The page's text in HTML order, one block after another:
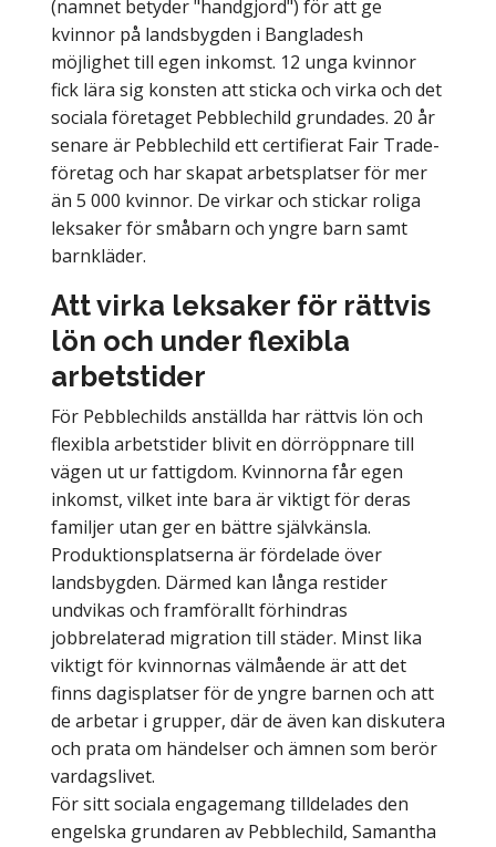
(namnet betyder "handgjord") för att ge
kvinnor på landsbygden i Bangladesh
möjlighet till egen inkomst. 12 unga kvinnor
fick lära sig konsten att sticka och virka och det
sociala företaget Pebblechild grundades. 20 år
senare är Pebblechild ett certifierat Fair Trade-
företag och har skapat arbetsplatser för mer
än 5 000 kvinnor. De virkar och stickar roliga
leksaker för småbarn och yngre barn samt
barnkläder.
Att virka leksaker för rättvis
lön och under flexibla
arbetstider
För Pebblechilds anställda har rättvis lön och
flexibla arbetstider blivit en dörröppnare till
vägen ut ur fattigdom. Kvinnorna får egen
inkomst, vilket inte bara är viktigt för deras
familjer utan ger en bättre självkänsla.
Produktionsplatserna är fördelade över
landsbygden. Därmed kan långa restider
undvikas och framförallt förhindras
jobbrelaterad migration till städer. Minst lika
viktigt för kvinnornas välmående är att det
finns dagisplatser för de yngre barnen och att
de arbetar i grupper, där de även kan diskutera
och prata om händelser och ämnen som berör
vardagslivet.
För sitt sociala engagemang tilldelades den
engelska grundaren av Pebblechild, Samantha